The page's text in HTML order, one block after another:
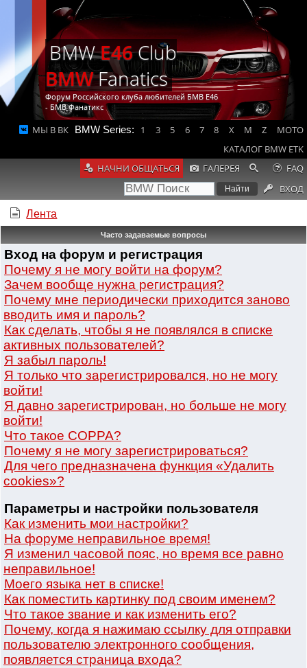
BMWE46Club
BMWFanatics
Форум Российского клуба любителей БМВ Е46
- БМВ Фанатикс
МЫ В ВК BMW Series: 1 3 5 6 7 8 X M Z
MOTO
КАТАЛОГ BMW ETK
НАЧНИ ОБЩАТЬСЯ
ГАЛЕРЕЯ
FAQ
ВХОД
Лента
Часто задаваемые вопросы
Вход на форум и регистрация
Почему я не могу войти на форум?
Зачем вообще нужна регистрация?
Почему мне периодически приходится заново
вводить имя и пароль?
Как сделать, чтобы я не появлялся в списке
активных пользователей?
Я забыл пароль!
Я только что зарегистрировался, но не могу
войти!
Я давно зарегистрирован, но больше не могу
войти!
Что такое COPPA?
Почему я не могу зарегистрироваться?
Для чего предназначена функция «Удалить
cookies»?
Параметры и настройки пользователя
Как изменить мои настройки?
На форуме неправильное время!
Я изменил часовой пояс, но время все равно
неправильное!
Моего языка нет в списке!
Как поместить картинку под своим именем?
Что такое звание и как изменить его?
Почему, когда я нажимаю ссылку для отправки
пользователю электронного сообщения,
появляется страница входа?